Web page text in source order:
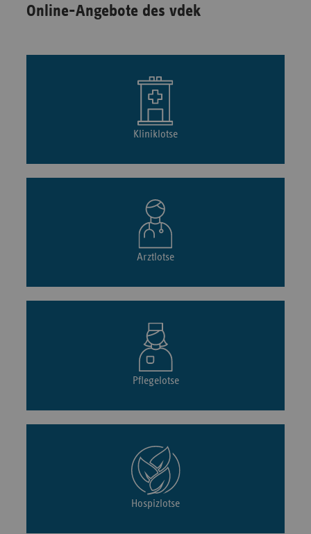
Online-Angebote des vdek
Kliniklotse
Arztlotse
Pflegelotse
Hospizlotse